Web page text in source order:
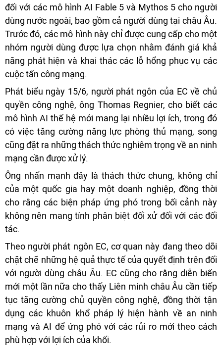
đối với các mô hình AI Fable 5 và Mythos 5 cho người
dùng nước ngoài, bao gồm cả người dùng tại châu Âu.
Trước đó, các mô hình này chỉ được cung cấp cho một
nhóm người dùng được lựa chọn nhằm đánh giá khả
năng phát hiện và khai thác các lỗ hổng phục vụ các
cuộc tấn công mạng.
Phát biểu ngày 15/6, người phát ngôn của EC về chủ
quyền công nghệ, ông Thomas Regnier, cho biết các
mô hình AI thế hệ mới mang lại nhiều lợi ích, trong đó
có việc tăng cường năng lực phòng thủ mạng, song
cũng đặt ra những thách thức nghiêm trọng về an ninh
mạng cần được xử lý.
Ông nhấn mạnh đây là thách thức chung, không chỉ
của một quốc gia hay một doanh nghiệp, đồng thời
cho rằng các biện pháp ứng phó trong bối cảnh này
không nên mang tính phân biệt đối xử đối với các đối
tác.
Theo người phát ngôn EC, cơ quan này đang theo dõi
chặt chẽ những hệ quả thực tế của quyết định trên đối
với người dùng châu Âu. EC cũng cho rằng diễn biến
mới một lần nữa cho thấy Liên minh châu Âu cần tiếp
tục tăng cường chủ quyền công nghệ, đồng thời tận
dụng các khuôn khổ pháp lý hiện hành về an ninh
mạng và AI để ứng phó với các rủi ro mới theo cách
phù hợp với lợi ích của khối.